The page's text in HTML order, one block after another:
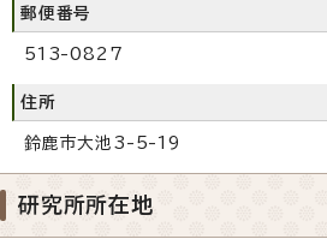
郵便番号
513-0827
住所
鈴鹿市大池3-5-19
研究所所在地